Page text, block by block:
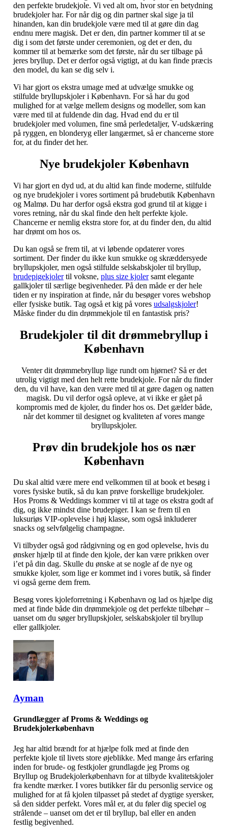
den perfekte brudekjole. Vi ved alt om, hvor stor en betydning
brudekjoler har. For når dig og din partner skal sige ja til
hinanden, kan din brudekjole være med til at gøre din dag
endnu mere magisk. Det er den, din partner kommer til at se
dig i som det første under ceremonien, og det er den, du
kommer til at bemærke som det første, når du ser tilbage på
jeres bryllup. Det er derfor også vigtigt, at du kan finde præcis
den model, du kan se dig selv i.
Vi har gjort os ekstra umage med at udvælge smukke og
stilfulde bryllupskjoler i København. For så har du god
mulighed for at vælge mellem designs og modeller, som kan
være med til at fuldende din dag. Hvad end du er til
brudekjoler med volumen, fine små perledetaljer, V-udskæring
på ryggen, en blonderyg eller langærmet, så er chancerne store
for, at du finder det her.
Nye brudekjoler København
Vi har gjort en dyd ud, at du altid kan finde moderne, stilfulde
og nye brudekjoler i vores sortiment på brudebutik København
og Malmø. Du har derfor også ekstra god grund til at kigge i
vores retning, når du skal finde den helt perfekte kjole.
Chancerne er nemlig ekstra store for, at du finder den, du altid
har drømt om hos os.
Du kan også se frem til, at vi løbende opdaterer vores
sortiment. Der finder du ikke kun smukke og skræddersyede
bryllupskjoler, men også stilfulde selskabskjoler til bryllup,
brudepigekjolertil voksne, plus size kjolersamt elegante
gallkjoler til særlige begivenheder. På den måde er der hele
tiden er ny inspiration at finde, når du besøger vores webshop
eller fysiske butik. Tag også et kig på vores udsalgskjoler!
Måske finder du din drømmekjole til en fantastisk pris?
Brudekjoler til dit drømmebryllup i
København
Venter dit drømmebryllup lige rundt om hjørnet? Så er det
utrolig vigtigt med den helt rette brudekjole. For når du finder
den, du vil have, kan den være med til at gøre dagen og natten
magisk. Du vil derfor også opleve, at vi ikke er gået på
kompromis med de kjoler, du finder hos os. Det gælder både,
når det kommer til designet og kvaliteten af vores mange
bryllupskjoler.
Prøv din brudekjole hos os nær
København
Du skal altid være mere end velkommen til at book et besøg i
vores fysiske butik, så du kan prøve forskellige brudekjoler.
Hos Proms & Weddings kommer vi til at tage os ekstra godt af
dig, og ikke mindst dine brudepiger. I kan se frem til en
luksuriøs VIP-oplevelse i høj klasse, som også inkluderer
snacks og selvfølgelig champagne.
Vi tilbyder også god rådgivning og en god oplevelse, hvis du
ønsker hjælp til at finde den kjole, der kan være prikken over
i’et på din dag. Skulle du ønske at se nogle af de nye og
smukke kjoler, som lige er kommet ind i vores butik, så finder
vi også gerne dem frem.
Besøg vores kjoleforretning i København og lad os hjælpe dig
med at finde både din drømmekjole og det perfekte tilbehør –
uanset om du søger bryllupskjoler, selskabskjoler til bryllup
eller gallkjoler.
Ayman
Grundlægger af Proms & Weddings og
Brudekjolerkøbenhavn
Jeg har altid brændt for at hjælpe folk med at finde den
perfekte kjole til livets store øjeblikke. Med mange års erfaring
inden for brude- og festkjoler grundlagde jeg Proms og
Bryllup og Brudekjolerkøbenhavn for at tilbyde kvalitetskjoler
fra kendte mærker. I vores butikker får du personlig service og
mulighed for at få kjolen tilpasset på stedet af dygtige syersker,
så den sidder perfekt. Vores mål er, at du føler dig speciel og
strålende – uanset om det er til bryllup, bal eller en anden
festlig begivenhed.